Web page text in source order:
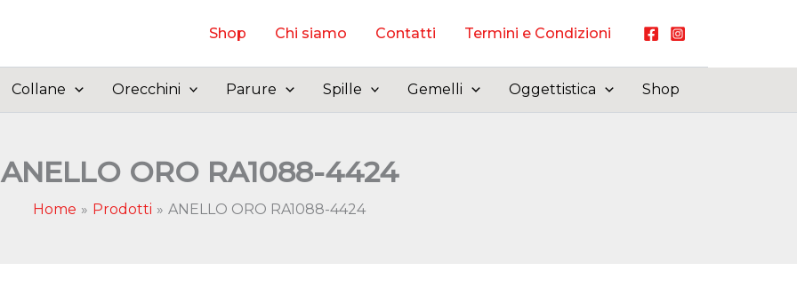
Shop Chi siamo Contatti Termini e Condizioni
Collane Orecchini Parure Spille Gemelli Oggettistica Shop
ANELLO ORO RA1088-4424
Home Prodotti ANELLO ORO RA1088-4424